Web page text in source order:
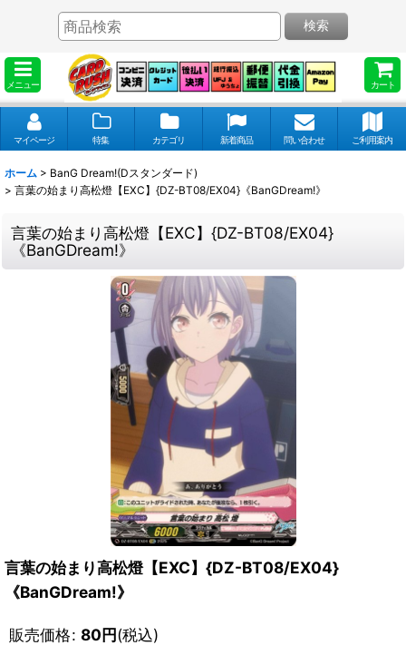
メニュー カート
検索
マイページ 特集 カテゴリ 新着商品 問い合わせ ご利用案内
ホーム > BanG Dream!(Dスタンダード)
> 言葉の始まり高松燈【EXC】{DZ-BT08/EX04}《BanGDream!》
言葉の始まり高松燈【EXC】{DZ-BT08/EX04}
《BanGDream!》
言葉の始まり高松燈【EXC】{DZ-BT08/EX04}
《BanGDream!》
販売価格: 80円(税込)